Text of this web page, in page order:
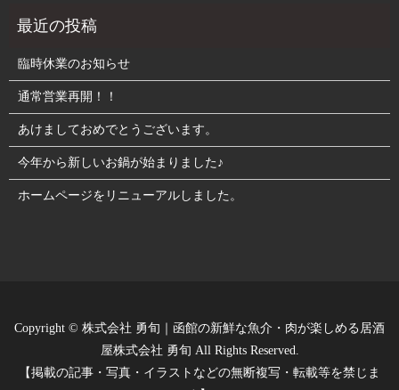
臨時休業のお知らせ
通常営業再開！！
あけましておめでとうございます。
今年から新しいお鍋が始まりました♪
ホームページをリニューアルしました。
Copyright © 株式会社 勇旬｜函館の新鮮な魚介・肉が楽しめる居酒
屋株式会社 勇旬 All Rights Reserved.
【掲載の記事・写真・イラストなどの無断複写・転載等を禁じま